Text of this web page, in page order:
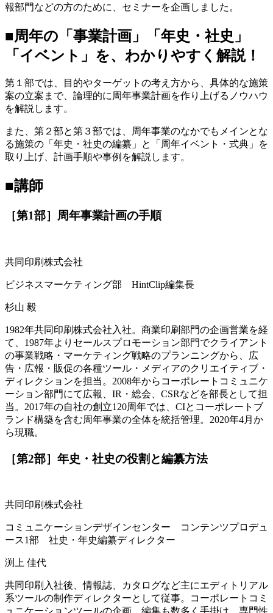
報部門などの方のために、セミナーを企画しました。
■周年の「事業計画」「年史・社史」
「イベント」を、わかりやすく解説！
第１部では、目的やターゲットの考え方から、具体的な施策
案の立案まで、論理的に周年事業計画を作り上げるノウハウ
を解説します。
また、第２部と第３部では、周年事業のなかでもメインとな
る施策の「年史・社史の編纂」と「周年イベント・式典」を
取り上げ、計画手順や事例を解説します。
■講師
［第1部］周年事業計画の手順
共同印刷株式会社
ビジネスマーケティング部 HintClip編集長
杉山 毅
1982年共同印刷株式会社入社。商業印刷部門の企画営業を経
て、1987年よりセールスプロモーション部門でクライアント
の事業戦略・マーケティング戦略のプランニングから、広
告・広報・販促の各種ツール・メディアのクリエイティブ・
ディレクションを担当。2008年からコーポレートコミュニケ
ーション部門にて広報、IR・総会、CSRなどを部長として担
当。2017年の自社の創立120周年では、CIとコーポレートブ
ランド構築を含む周年事業の全体を統括管理。2020年4月か
ら現職。
［第2部］年史・社史の役割と編纂方法
共同印刷株式会社
コミュニケーションデザインセンター コンテンツプロデュ
ース1部 社史・年史編纂ディレクター
渕上 佳代
共同印刷入社後、情報誌、カタログなど主にエディトリアル
系ツールの制作ディレクターとして従事。コーポレートコミ